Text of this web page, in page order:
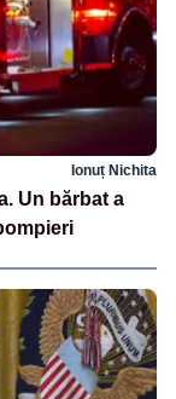
Ionuț Nichita
Un bărbat a